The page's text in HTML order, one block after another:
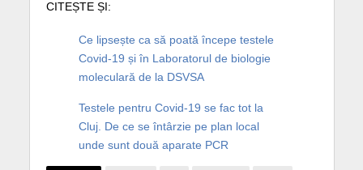
CITEȘTE ȘI:
Ce lipsește ca să poată începe testele
Covid-19 și în Laboratorul de biologie
moleculară de la DSVSA
Testele pentru Covid-19 se fac tot la
Cluj. De ce se întârzie pe plan local
unde sunt două aparate PCR